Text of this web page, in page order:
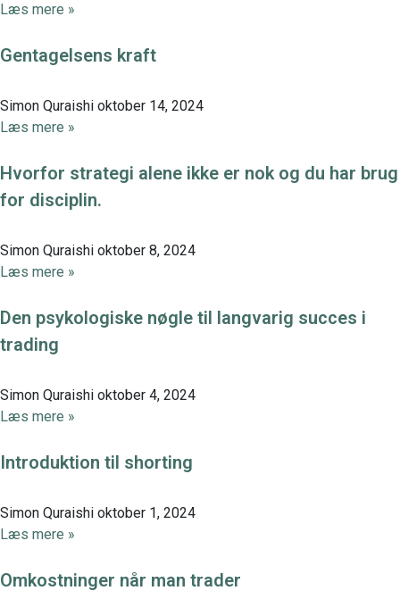
Læs mere »
Gentagelsens kraft
Simon Quraishi oktober 14, 2024
Læs mere »
Hvorfor strategi alene ikke er nok og du har brug
for disciplin.
Simon Quraishi oktober 8, 2024
Læs mere »
Den psykologiske nøgle til langvarig succes i
trading
Simon Quraishi oktober 4, 2024
Læs mere »
Introduktion til shorting
Simon Quraishi oktober 1, 2024
Læs mere »
Omkostninger når man trader